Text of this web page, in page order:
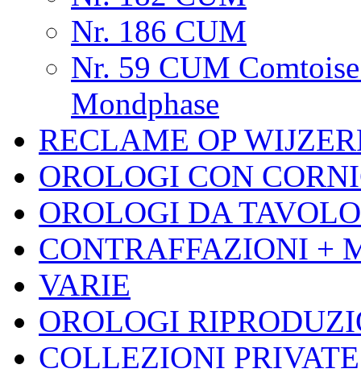
Nr. 186 CUM
Nr. 59 CUM
Mondphase
RECLAME OP
OROLOGI CON
OROLOGI DA TAVOLO
CONTRAFFAZIONI +
VARIE
OROLOGI
COLLEZIONI PRIVATE